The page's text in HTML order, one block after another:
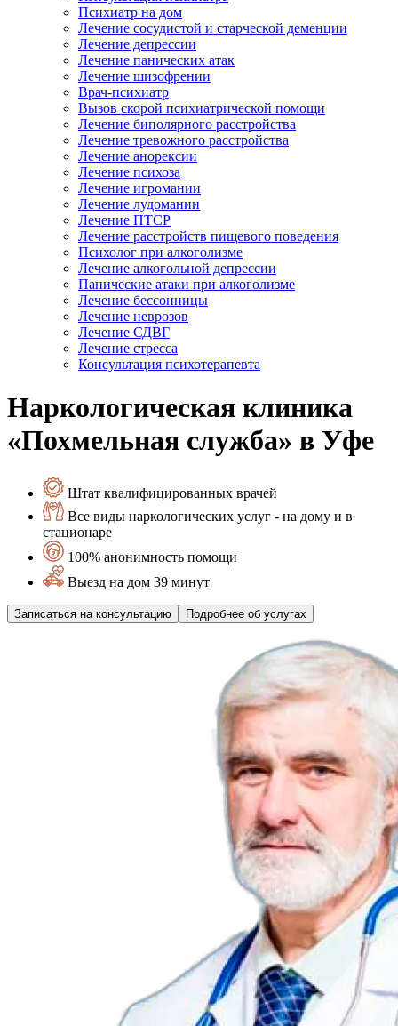
Психиатр на дом
Лечение сосудистой и старческой деменции
Лечение депрессии
Лечение панических атак
Лечение шизофрении
Врач-психиатр
Вызов скорой психиатрической помощи
Лечение биполярного расстройства
Лечение тревожного расстройства
Лечение анорексии
Лечение психоза
Лечение игромании
Лечение лудомании
Лечение ПТСР
Лечение расстройств пищевого поведения
Психолог при алкоголизме
Лечение алкогольной депрессии
Панические атаки при алкоголизме
Лечение бессонницы
Лечение неврозов
Лечение СДВГ
Лечение стресса
Консультация психотерапевта
Наркологическая клиника
«Похмельная служба» в Уфе
Штат квалифицированных врачей
Все виды наркологических услуг - на дому и в
стационаре
100% анонимность помощи
Выезд на дом 39 минут
Записаться на консультацию Подробнее об услугах